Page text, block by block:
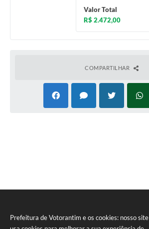
Prefeitura de Votorantim e os cookies: nosso site
Valor Total
R$ 2.472,00
COMPARTILHAR